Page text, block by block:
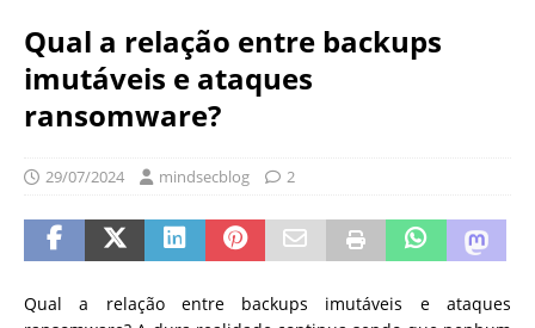
Qual a relação entre backups
imutáveis e ataques
ransomware?
29/07/2024 mindsecblog 2
Qual a relação entre backups imutáveis e ataques